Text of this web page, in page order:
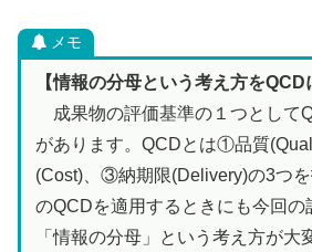
メモ
【情報の分母という考え方を
成果物の評価基準の１つとして
があります。QCDとは①品質
(Cost)、③納期限(Delivery)の3つを
のQCDを適用するときにも今回の
「情報の分母」という考え方が大